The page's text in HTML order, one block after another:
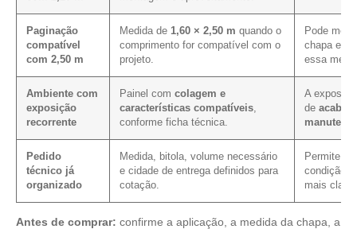
Paginação
compatível
com 2,50 m
Medida de 1,60 × 2,50 m quando o
comprimento for compatível com o
projeto.
Pode
chapa em
essa
Ambiente com
exposição
recorrente
Painel com colagem e
características compatíveis
conforme ficha técnica.
A
de
Pedido
técnico já
organizado
Medida, bitola, volume necessário
e cidade de entrega definidos para
cotação.
Permite
condição
mais
Antes de comprar: confirme a aplicação, a medida da chapa, a